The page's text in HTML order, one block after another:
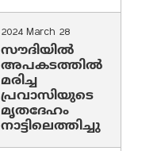
2024 March 28
സൗദിയില്‍
അപകടത്തില്‍
മരിച്ച
പ്രവാസിയുടെ
മൃതദേഹം
നാട്ടിലെത്തിച്ചു